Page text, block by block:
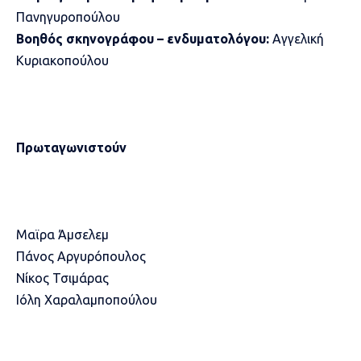
Πανηγυροπούλου
Βοηθός σκηνογράφου – ενδυματολόγου: Αγγελική
Κυριακοπούλου
Πρωταγωνιστούν
Μαϊρα Άμσελεμ
Πάνος Αργυρόπουλος
Νίκος Τσιμάρας
Ιόλη Χαραλαμποπούλου